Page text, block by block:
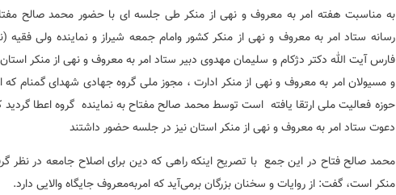
به مناسبت هفته امر به معروف و نهی از منکر طی جلسه ای با حضور محمد صالح
رسانه ستاد امر به معروف و نهی از منکر کشور وامام جمعه شیراز و نماینده ولی فقیه
فارس آیت الله دکتر دژکام و سلیمان مهدوی دبیر ستاد امر به معروف و نهی از منکر
و مسیولان امر به معروف و نهی از منکر ادارت ، مجوز ملی گروه جهادی شهدای گمنام که
حوزه فعالیت ملی ارتقا یافته است توسط محمد صالح مفتاح به نماینده گروه اعطا
دعوت ستاد امر به معروف و نهی از منکر استان نیز در جلسه حضور داشتند
محمد صالح فتاح در این جمع با تصریح اینکه راهی که دین برای اصلاح جامعه در نظر
منکر است، گفت: از روایات و سخنان بزرگان برمی‌آید که امربه‌معروف جایگاه والایی دارد.